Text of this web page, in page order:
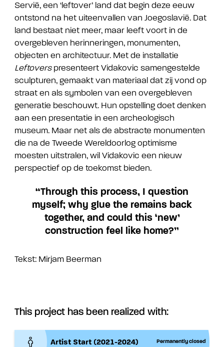
Servië, een ‘leftover’ land dat begin deze eeuw
ontstond na het uiteenvallen van Joegoslavië. Dat
land bestaat niet meer, maar leeft voort in de
overgebleven herinneringen, monumenten,
objecten en architectuur. Met de installatie
Leftoverspresenteert Vidakovic samengestelde
sculpturen, gemaakt van materiaal dat zij vond op
straat en als symbolen van een overgebleven
generatie beschouwt. Hun opstelling doet denken
aan een presentatie in een archeologisch
museum. Maar net als de abstracte monumenten
die na de Tweede Wereldoorlog optimisme
moesten uitstralen, wil Vidakovic een nieuw
perspectief op de toekomst bieden.
“Through this process, I question
myself; why glue the remains back
together, and could this ‘new’
construction feel like home?”
Tekst: Mirjam Beerman
This project has been realized with:
Artist Start (2021-2024) Permanently closed